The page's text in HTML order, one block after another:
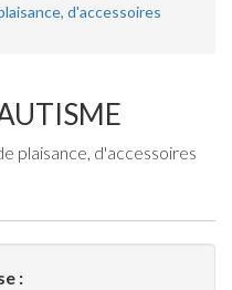
d'accessoires
plaisance, d'accessoires
: